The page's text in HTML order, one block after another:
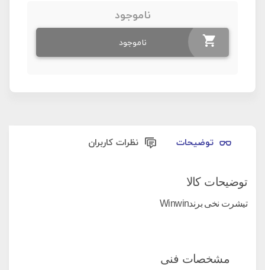
ناموجود
ناموجود
توضیحات نظرات کاربران
توضیحات کالا
تیشرت نخی برندWinwin
مشخصات فنی